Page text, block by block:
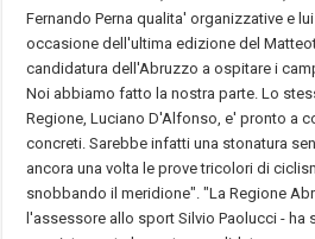
Fernando Perna qualita' organizzative e
occasione dell'ultima edizione del
candidatura dell'Abruzzo a ospitare i
Noi abbiamo fatto la nostra parte. Lo
Regione, Luciano D'Alfonso, e' pronto a
concreti. Sarebbe infatti una stonatura
ancora una volta le prove tricolori di
snobbando il meridione". "La Regione
l'assessore allo sport Silvio Paolucci -